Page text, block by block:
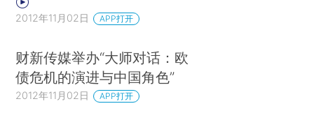
2012年11月02日 APP打开
财新传媒举办“大师对话：欧
债危机的演进与中国角色”
2012年11月02日 APP打开